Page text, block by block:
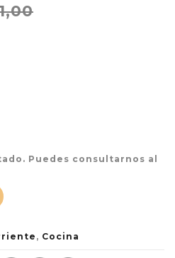
Puedes consultarnos al
, Cocina